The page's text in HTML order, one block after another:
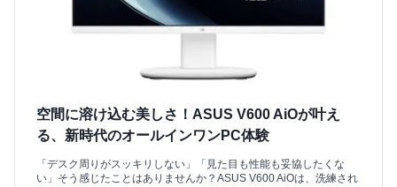
空間に溶け込む美しさ！ASUS V600 AiOが叶え
る、新時代のオールインワンPC体験
「デスク周りがスッキリしない」「見た目も性能も妥協したくな
い」そう感じたことはありませんか？ASUS V600 AiOは、洗練され